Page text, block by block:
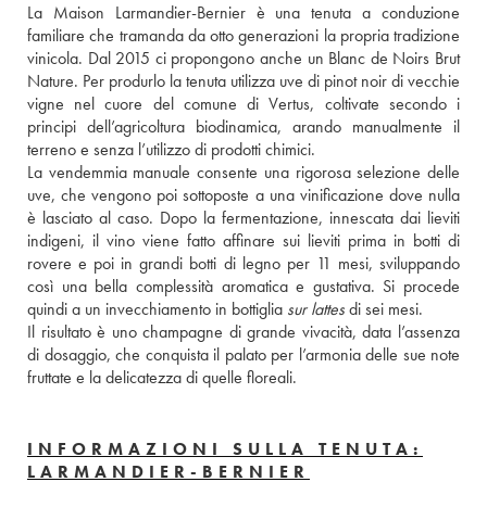
La Maison Larmandier-Bernier è una tenuta a conduzione
familiare che tramanda da otto generazioni la propria tradizione
vinicola. Dal 2015 ci propongono anche un Blanc de Noirs Brut
Nature. Per produrlo la tenuta utilizza uve di pinot noir di vecchie
vigne nel cuore del comune di Vertus, coltivate secondo i
principi dell’agricoltura biodinamica, arando manualmente il
terreno e senza l’utilizzo di prodotti chimici.
La vendemmia manuale consente una rigorosa selezione delle
uve, che vengono poi sottoposte a una vinificazione dove nulla
è lasciato al caso. Dopo la fermentazione, innescata dai lieviti
indigeni, il vino viene fatto affinare sui lieviti prima in botti di
rovere e poi in grandi botti di legno per 11 mesi, sviluppando
così una bella complessità aromatica e gustativa. Si procede
quindi a un invecchiamento in bottiglia sur lattes di sei mesi.
Il risultato è uno champagne di grande vivacità, data l’assenza
di dosaggio, che conquista il palato per l’armonia delle sue note
fruttate e la delicatezza di quelle floreali.
INFORMAZIONI SULLA TENUTA:
LARMANDIER-BERNIER